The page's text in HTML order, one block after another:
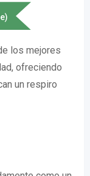
los mejores
ofreciendo
un respiro